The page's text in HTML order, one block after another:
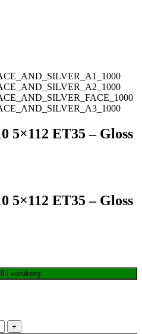
5×112 ET35 – Gloss
5×112 ET35 – Gloss
i varukorg
+